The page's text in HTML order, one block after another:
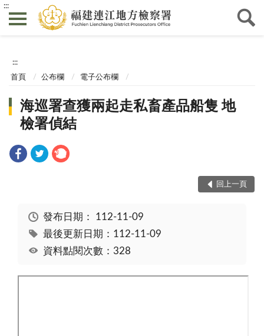
:::
:::
首頁 公布欄 電子公布欄
海巡署查獲兩起走私畜產品船隻 地
檢署偵結
回上一頁
發布日期： 112-11-09
最後更新日期：112-11-09
資料點閱次數：328